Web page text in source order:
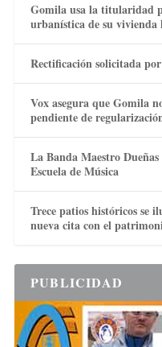
Gomila usa la titularidad
urbanística de su
Rectificación solicitada
Vox asegura que Gomila
pendiente de
La Banda Maestro
Escuela de Música
Trece patios históricos se
nueva cita con el
PUBLICIDAD